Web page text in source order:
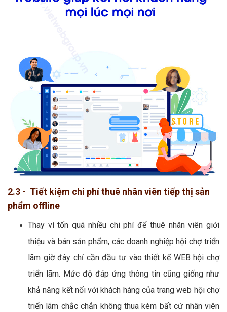
2.3 - Tiết kiệm chi phí thuê nhân viên tiếp thị sản
phẩm offline
Thay vì tốn quá nhiều chi phí để thuê nhân viên giới
thiệu và bán sản phẩm, các doanh nghiệp hội chợ triển
lãm giờ đây chỉ cần đầu tư vào thiết kế WEB hội chợ
triển lãm. Mức độ đáp ứng thông tin cũng giống như
khả năng kết nối với khách hàng của trang web hội chợ
triển lãm chắc chắn không thua kém bất cứ nhân viên